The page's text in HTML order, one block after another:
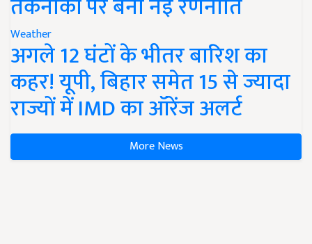
Weather
अगले 12 घंटों के भीतर बारिश का
कहर! यूपी, बिहार समेत 15 से ज्यादा
राज्यों में IMD का ऑरेंज अलर्ट
More News